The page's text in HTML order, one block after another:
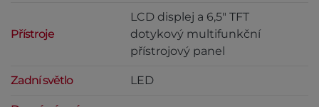
Přístroje
LCD displej a 6,5" TFT
dotykový multifunkční
přístrojový panel
Zadní světlo LED